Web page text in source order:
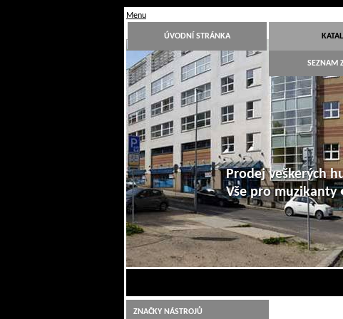
Menu
ÚVODNÍ STRÁNKA
SEZNAM
Prodej veškerých
Vše pro muzikanty
ZNAČKY NÁSTROJŮ